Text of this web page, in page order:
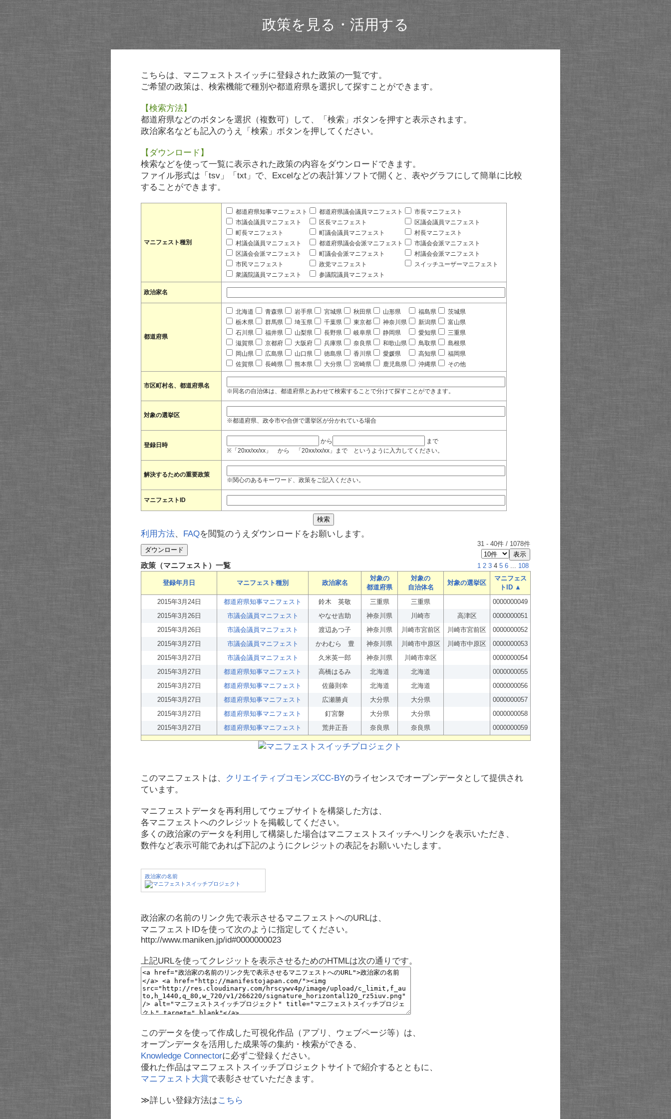
政策を見る・活用する
こちらは、マニフェストスイッチに登録された政策の一覧です。
ご希望の政策は、検索機能で種別や都道府県を選択して探すことができます。
【検索方法】
都道府県などのボタンを選択（複数可）して、「検索」ボタンを押すと表示されます。
政治家名なども記入のうえ「検索」ボタンを押してください。
【ダウンロード】
検索などを使って一覧に表示された政策の内容をダウンロードできます。
ファイル形式は「tsv」「txt」で、Excelなどの表計算ソフトで開くと、表やグラフにして簡単に比較
することができます。
マニフェスト種別
都道府県知事マニフェスト 都道府県議会議員マニフェスト
市長マニフェスト
市議会議員マニフェスト
区長マニフェスト
区議会議員マニフェスト
町長マニフェスト
町議会議員マニフェスト
村長マニフェスト
村議会議員マニフェスト
都道府県議会会派マニフェスト
市議会会派マニフェスト
区議会会派マニフェスト
町議会会派マニフェスト
村議会会派マニフェスト
市民マニフェスト
政党マニフェスト
スイッチユーザーマニフェスト
衆議院議員マニフェスト
参議院議員マニフェスト
政治家名
都道府県
北海道 青森県 岩手県 宮城県 秋田県 山形県 福島県
茨城県
栃木県
群馬県 埼玉県 千葉県 東京都 神奈川県 新潟県
富山県
石川県
福井県 山梨県 長野県 岐阜県 静岡県 愛知県
三重県
滋賀県
京都府 大阪府 兵庫県 奈良県 和歌山県 鳥取県
島根県
岡山県
広島県 山口県 徳島県 香川県 愛媛県 高知県
福岡県
佐賀県
長崎県 熊本県 大分県 宮崎県 鹿児島県 沖縄県 その他
市区町村名、都道府県名
※同名の自治体は、都道府県とあわせて検索することで分けて探すことができます。
対象の選挙区
※都道府県、政令市や合併で選挙区が分かれている場合
登録日時
から
まで
※「20xx/xx/xx」 から 「20xx/xx/xx」まで というように入力してください。
解決するための重要政策
※関心のあるキーワード、政策をご記入ください。
マニフェストID
利用方法、 FAQを閲覧のうえダウンロードをお願いします。
31 - 40件 / 1078件
政策（マニフェスト）一覧 1 2 3 4 5 6 ... 108
登録年月日 マニフェスト種別 政治家名
対象の
都道府県
対象の
自治体名
対象の選挙区
マニフェス
トID ▲
2015年3月24日
都道府県知事マニフェスト 鈴木 英敬 三重県 三重県
0000000049
2015年3月26日
市議会議員マニフェスト やなせ吉助 神奈川県 川崎市 高津区
0000000051
2015年3月26日
市議会議員マニフェスト 渡辺あつ子 神奈川県 川崎市宮前区 川崎市宮前区
0000000052
2015年3月27日
市議会議員マニフェスト かわむら 豊 神奈川県 川崎市中原区 川崎市中原区
0000000053
2015年3月27日
市議会議員マニフェスト 久米英一郎 神奈川県 川崎市幸区
0000000054
2015年3月27日
都道府県知事マニフェスト 高橋はるみ 北海道 北海道
0000000055
2015年3月27日
都道府県知事マニフェスト 佐藤則幸 北海道 北海道
0000000056
2015年3月27日
都道府県知事マニフェスト 広瀬勝貞 大分県 大分県
0000000057
2015年3月27日
都道府県知事マニフェスト 釘宮磐 大分県 大分県
0000000058
2015年3月27日
都道府県知事マニフェスト 荒井正吾 奈良県 奈良県 0000000059
このマニフェストは、 クリエイティブコモンズCC-BYのライセンスでオープンデータとして提供され
ています。
マニフェストデータを再利用してウェブサイトを構築した方は、
各マニフェストへのクレジットを掲載してください。
多くの政治家のデータを利用して構築した場合はマニフェストスイッチへリンクを表示いただき、
数件など表示可能であれば下記のようにクレジットの表記をお願いいたします。
政治家の名前
政治家の名前のリンク先で表示させるマニフェストへのURLは、
マニフェストIDを使って次のように指定してください。
http://www.maniken.jp/id#0000000023
上記URLを使ってクレジットを表示させるためのHTMLは次の通りです。
このデータを使って作成した可視化作品（アプリ、ウェブページ等）は、
オープンデータを活用した成果等の集約・検索ができる、
Knowledge Connectorに必ずご登録ください。
優れた作品はマニフェストスイッチプロジェクトサイトで紹介するとともに、
マニフェスト大賞で表彰させていただきます。
≫詳しい登録方法はこちら